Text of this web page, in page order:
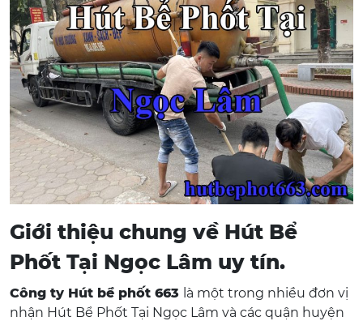
Giới thiệu chung về Hút Bể
Phốt Tại Ngọc Lâm uy tín.
Công ty Hút bể phốt 663 là một trong nhiều đơn vị
nhận Hút Bể Phốt Tại Ngọc Lâm và các quận huyện